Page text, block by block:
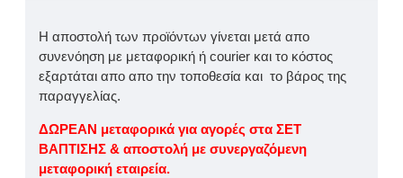
Η αποστολή των προϊόντων γίνεται μετά απο
συνενόηση με μεταφορική ή courier και το κόστος
εξαρτάται απο απο την τοποθεσία και το βάρος της
παραγγελίας.
ΔΩΡΕΑΝ μεταφορικά για αγορές στα ΣΕΤ
ΒΑΠΤΙΣΗΣ & αποστολή με συνεργαζόμενη
μεταφορική εταιρεία.